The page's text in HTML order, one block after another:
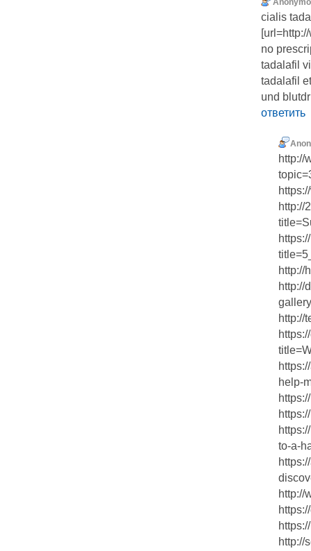
cialis
no
tadalafil
tadalafil
und
ответить
http://
http://
http://
http://
http://
help-
to-a-
http://
http://